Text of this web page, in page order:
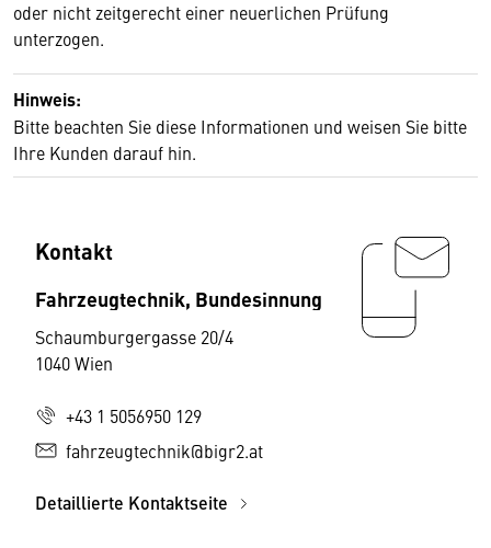
oder nicht zeitgerecht einer neuerlichen Prüfung
unterzogen.
Hinweis:
Bitte beachten Sie diese Informationen und weisen Sie bitte
Ihre Kunden darauf hin.
Kontakt
Fahrzeugtechnik, Bundesinnung
Schaumburgergasse 20/4
1040 Wien
+43 1 5056950 129
fahrzeugtechnik@bigr2.at
Detaillierte Kontaktseite